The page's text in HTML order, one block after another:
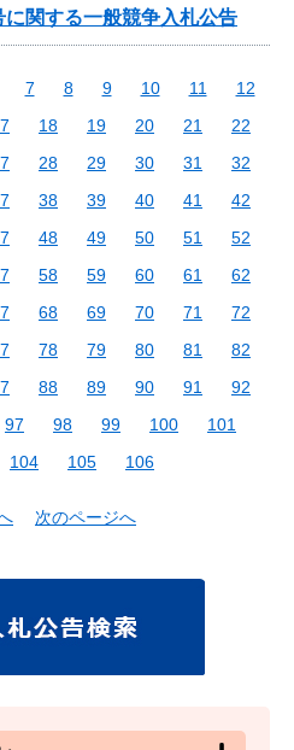
関する一般競争入札公告
7 8 9 10 11
12
18 19 20 21
22
28 29 30 31
32
38 39 40 41
42
48 49 50 51
52
58 59 60 61
62
68 69 70 71
72
78 79 80 81
82
88 89 90 91
92
97 98 99 100
101
104 105 106
次のページへ